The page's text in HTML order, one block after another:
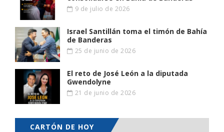
9 de julio de 2026
Israel Santillán toma el timón de Bahía
de Banderas
25 de junio de 2026
El reto de José León a la diputada
Gwendolyne
21 de junio de 2026
CARTÓN DE HOY